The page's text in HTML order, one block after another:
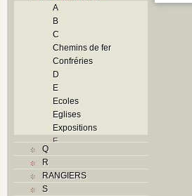
A
B
C
Chemins de fer
Confréries
D
E
Ecoles
Eglises
Expositions
F
H
Q
R
RANGIERS
S